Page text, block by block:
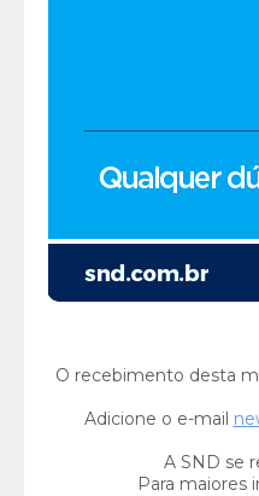
O recebimento desta
Adicione o e-mail
A SND se
Para